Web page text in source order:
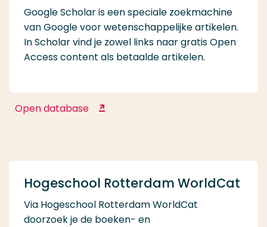
Google Scholar is een speciale zoekmachine
van Google voor wetenschappelijke artikelen.
In Scholar vind je zowel links naar gratis Open
Access content als betaalde artikelen.
Open database Google Scholar
Hogeschool Rotterdam WorldCat
Via Hogeschool Rotterdam WorldCat
doorzoek je de boeken- en